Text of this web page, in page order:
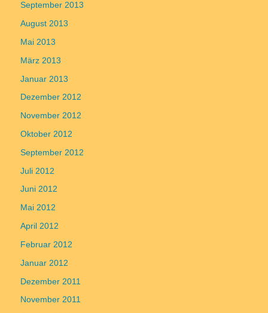
September 2013
August 2013
Mai 2013
März 2013
Januar 2013
Dezember 2012
November 2012
Oktober 2012
September 2012
Juli 2012
Juni 2012
Mai 2012
April 2012
Februar 2012
Januar 2012
Dezember 2011
November 2011